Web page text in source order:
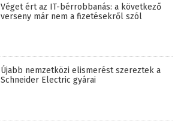
Véget ért az IT-bérrobbanás: a következő
verseny már nem a fizetésekről szól
Újabb nemzetközi elismerést szereztek a
Schneider Electric gyárai